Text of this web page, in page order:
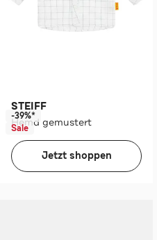
STEIFF
Hemd gemustert
-39%*
Sale
Jetzt shoppen